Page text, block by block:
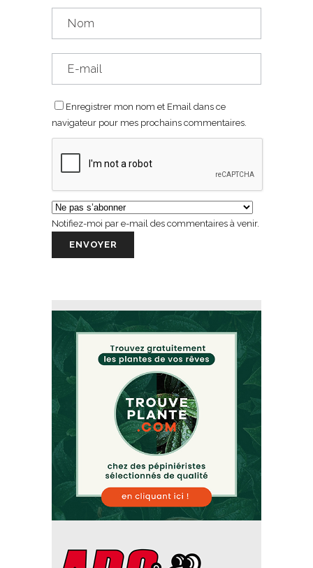
Enregistrer mon nom et Email dans ce
navigateur pour mes prochains commentaires.
Notifiez-moi par e-mail des commentaires à venir.